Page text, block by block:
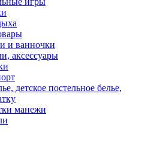
и ванночки
аксессуары
детское постельное белье,
манежи